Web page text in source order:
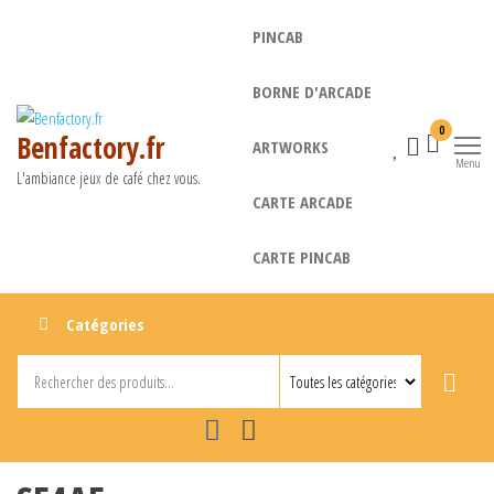
Benfactory.fr
L'ambiance jeux de café chez vous.
PINCAB
BORNE D'ARCADE
ARTWORKS
CARTE ARCADE
CARTE PINCAB
0
Menu
Catégories